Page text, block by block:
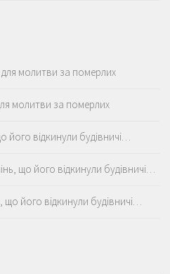
для молитви за померлих
молитви за померлих
його відкинули будівничі…
що його відкинули будівничі…
що його відкинули будівничі…